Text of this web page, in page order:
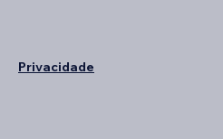
Privacidade